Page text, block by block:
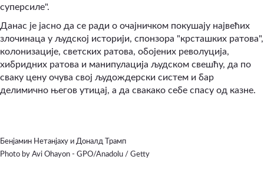
суперсиле".
Данас је јасно да се ради о очајничком покушају највећих
злочинаца у људској историји, спонзора "крсташких ратова",
колонизације, светских ратова, обојених револуција,
хибридних ратова и манипулација људском свешћу, да по
сваку цену очува свој људождерски систем и бар
делимично његов утицај, а да свакако себе спасу од казне.
Бенјамин Нетанјаху и Доналд Трамп
Photo by Avi Ohayon - GPO/Anadolu / Getty